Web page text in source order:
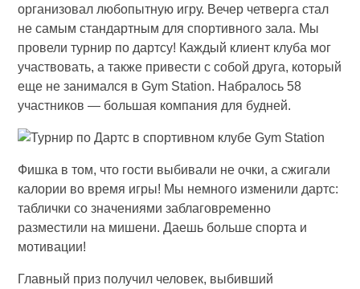
организовал любопытную игру. Вечер четверга стал
не самым стандартным для спортивного зала. Мы
провели турнир по дартсу! Каждый клиент клуба мог
участвовать, а также привести с собой друга, который
еще не занимался в Gym Station. Набралось 58
участников — большая компания для будней.
Фишка в том, что гости выбивали не очки, а сжигали
калории во время игры! Мы немного изменили дартс:
таблички со значениями заблаговременно
разместили на мишени. Даешь больше спорта и
мотивации!
Главный приз получил человек, выбивший